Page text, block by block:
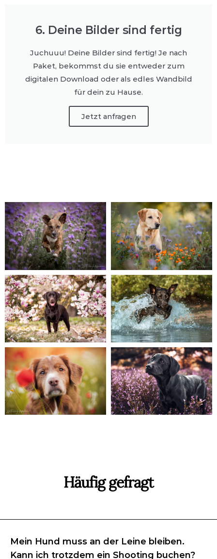
6. Deine Bilder sind fertig
Juchuuu! Deine Bilder sind fertig! Je nach
Paket, bekommst du sie entweder zum
digitalen Download oder als edles Wandbild
für dein zu Hause.
Jetzt anfragen
Häufig gefragt
Mein Hund muss an der Leine bleiben.
Kann ich trotzdem ein Shooting buchen?